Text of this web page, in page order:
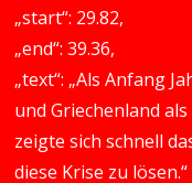
„start“: 29.82,
„end“: 39.36,
„text“: „Als Anfang
und Griechenland
zeigte sich schnell
diese Krise zu lösen.“